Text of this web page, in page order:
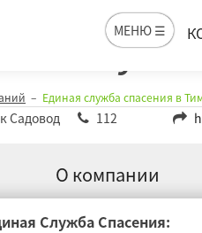
МЕНЮ ☰
Единая служба спасения в
Садовод 112
О компании
Служба Спасения: